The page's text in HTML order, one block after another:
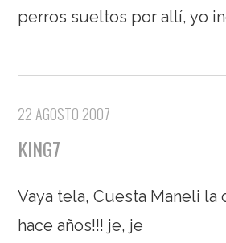
perros sueltos por allí, yo
22 AGOSTO 2007
KING7
Vaya tela, Cuesta Maneli la
hace años!!! je, je